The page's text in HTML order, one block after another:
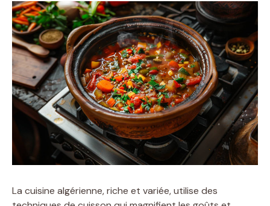
La cuisine algérienne, riche et variée, utilise des